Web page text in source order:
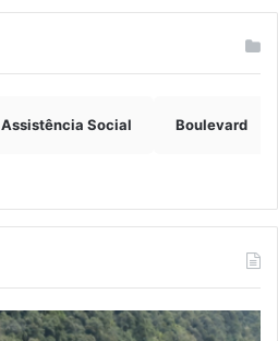
Assistência Social Boulevard